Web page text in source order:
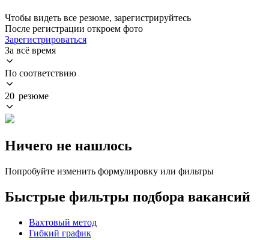
Чтобы видеть все резюме, зарегистрируйтесь
После регистрации откроем фото
Зарегистрироваться
За всё время
По соответствию
20 резюме
Ничего не нашлось
Попробуйте изменить формулировку или фильтры
Быстрые фильтры подбора вакансий
Вахтовый метод
Гибкий график